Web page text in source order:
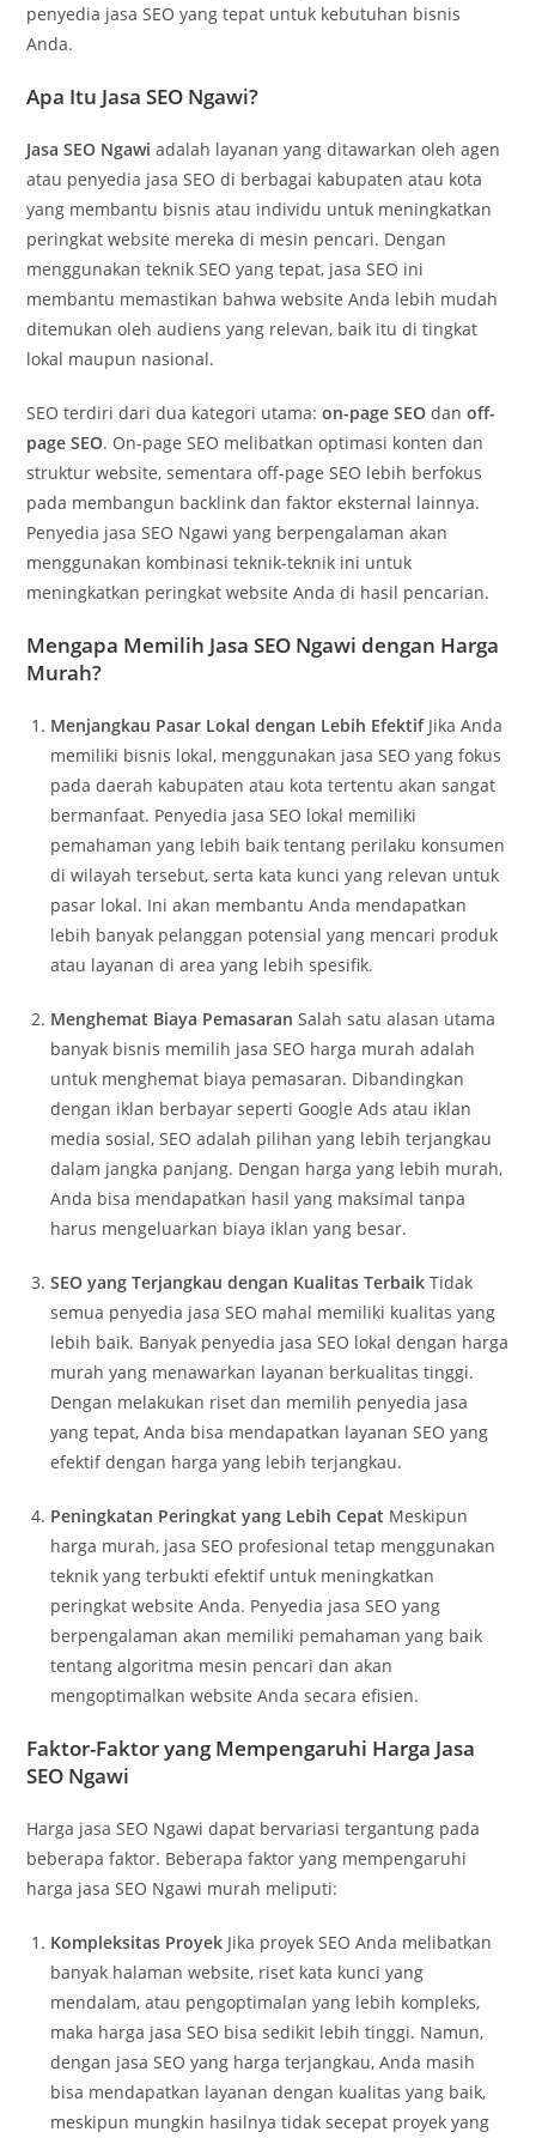
penyedia jasa SEO yang tepat untuk kebutuhan bisnis
Anda.
Apa Itu Jasa SEO Ngawi?
Jasa SEO Ngawi adalah layanan yang ditawarkan oleh agen
atau penyedia jasa SEO di berbagai kabupaten atau kota
yang membantu bisnis atau individu untuk meningkatkan
peringkat website mereka di mesin pencari. Dengan
menggunakan teknik SEO yang tepat, jasa SEO ini
membantu memastikan bahwa website Anda lebih mudah
ditemukan oleh audiens yang relevan, baik itu di tingkat
lokal maupun nasional.
SEO terdiri dari dua kategori utama:on-page SEO danoff-
page SEO. On-page SEO melibatkan optimasi konten dan
struktur website, sementara off-page SEO lebih berfokus
pada membangun backlink dan faktor eksternal lainnya.
Penyedia jasa SEO Ngawi yang berpengalaman akan
menggunakan kombinasi teknik-teknik ini untuk
meningkatkan peringkat website Anda di hasil pencarian.
Mengapa Memilih Jasa SEO Ngawi dengan Harga
Murah?
Menjangkau Pasar Lokal dengan Lebih EfektifJika Anda
memiliki bisnis lokal, menggunakan jasa SEO yang fokus
pada daerah kabupaten atau kota tertentu akan sangat
bermanfaat. Penyedia jasa SEO lokal memiliki
pemahaman yang lebih baik tentang perilaku konsumen
di wilayah tersebut, serta kata kunci yang relevan untuk
pasar lokal. Ini akan membantu Anda mendapatkan
lebih banyak pelanggan potensial yang mencari produk
atau layanan di area yang lebih spesifik.
Menghemat Biaya Pemasaran Salah satu alasan utama
banyak bisnis memilih jasa SEO harga murah adalah
untuk menghemat biaya pemasaran. Dibandingkan
dengan iklan berbayar seperti Google Ads atau iklan
media sosial, SEO adalah pilihan yang lebih terjangkau
dalam jangka panjang. Dengan harga yang lebih murah,
Anda bisa mendapatkan hasil yang maksimal tanpa
harus mengeluarkan biaya iklan yang besar.
SEO yang Terjangkau dengan Kualitas Terbaik Tidak
semua penyedia jasa SEO mahal memiliki kualitas yang
lebih baik. Banyak penyedia jasa SEO lokal dengan harga
murah yang menawarkan layanan berkualitas tinggi.
Dengan melakukan riset dan memilih penyedia jasa
yang tepat, Anda bisa mendapatkan layanan SEO yang
efektif dengan harga yang lebih terjangkau.
Peningkatan Peringkat yang Lebih Cepat Meskipun
harga murah, jasa SEO profesional tetap menggunakan
teknik yang terbukti efektif untuk meningkatkan
peringkat website Anda. Penyedia jasa SEO yang
berpengalaman akan memiliki pemahaman yang baik
tentang algoritma mesin pencari dan akan
mengoptimalkan website Anda secara efisien.
Faktor-Faktor yang Mempengaruhi Harga Jasa
SEO Ngawi
Harga jasa SEO Ngawi dapat bervariasi tergantung pada
beberapa faktor. Beberapa faktor yang mempengaruhi
harga jasa SEO Ngawi murah meliputi:
Kompleksitas Proyek Jika proyek SEO Anda melibatkan
banyak halaman website, riset kata kunci yang
mendalam, atau pengoptimalan yang lebih kompleks,
maka harga jasa SEO bisa sedikit lebih tinggi. Namun,
dengan jasa SEO yang harga terjangkau, Anda masih
bisa mendapatkan layanan dengan kualitas yang baik,
meskipun mungkin hasilnya tidak secepat proyek yang